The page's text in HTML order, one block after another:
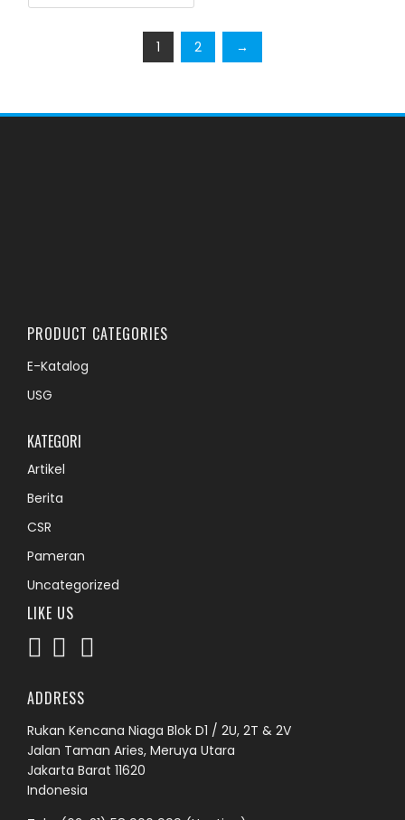
1 2 →
PRODUCT CATEGORIES
E-Katalog
USG
KATEGORI
Artikel
Berita
CSR
Pameran
Uncategorized
LIKE US
ADDRESS
Rukan Kencana Niaga Blok D1 / 2U, 2T & 2V
Jalan Taman Aries, Meruya Utara
Jakarta Barat 11620
Indonesia